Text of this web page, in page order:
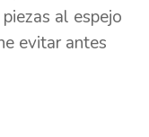
al espejo
evitar antes